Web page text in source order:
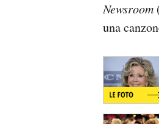
Newsroom
una